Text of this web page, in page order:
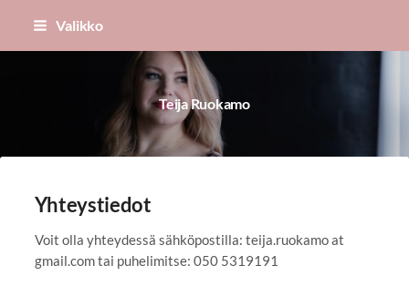
Siirry
Valikko
Teija Ruokamo
Yhteystiedot
Voit olla yhteydessä sähköpostilla: teija.ruokamo at
gmail.com tai puhelimitse: 050 5319191